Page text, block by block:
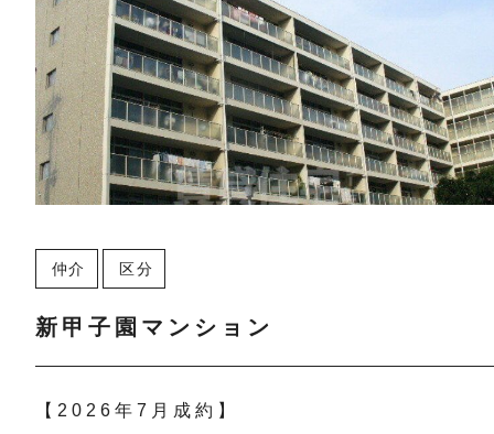
仲介 区分
新甲子園マンション
【2026年7月成約】